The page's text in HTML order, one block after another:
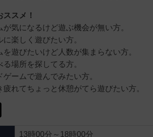
スメ！
が気になるけど遊ぶ機会が無い方。
に楽しく遊びたい方。
を遊びたいけど人数が集まらない方。
る場所を探してる方。
ゲームで遊んでみたい方。
疲れてちょっと休憩がてら遊びたい方。
13時00分～18時00分